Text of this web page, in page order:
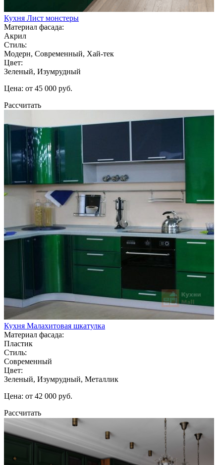
Кухня Лист монстеры
Материал фасада:
Акрил
Стиль:
Модерн, Современный, Хай-тек
Цвет:
Зеленый, Изумрудный
Цена: от 45 000 руб.
Рассчитать
Кухня Малахитовая шкатулка
Материал фасада:
Пластик
Стиль:
Современный
Цвет:
Зеленый, Изумрудный, Металлик
Цена: от 42 000 руб.
Рассчитать